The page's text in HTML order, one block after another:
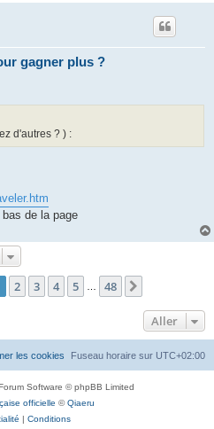
gagner plus ?
d'autres ? ) :
de la page
1sur48
2 3 4 5 48
Aller
Fuseau horaire sur UTC+02:00
les cookies
Software © phpBB Limited
officielle ©Qiaeru
| Conditions